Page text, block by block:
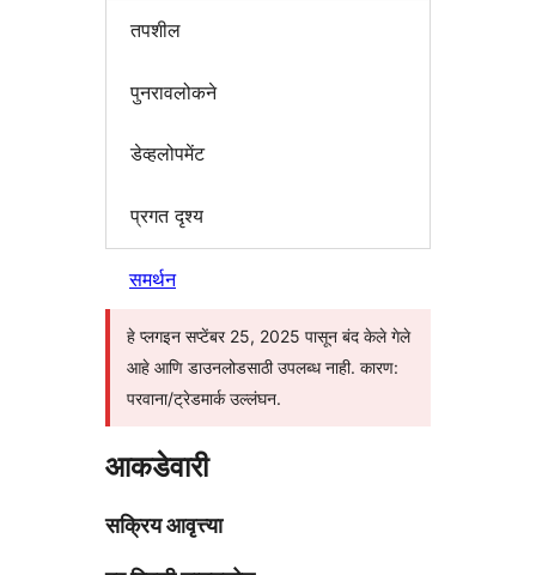
तपशील
पुनरावलोकने
डेव्हलोपमेंट
प्रगत दृश्य
समर्थन
हे प्लगइन सप्टेंबर 25, 2025 पासून बंद केले गेले
आहे आणि डाउनलोडसाठी उपलब्ध नाही. कारण:
परवाना/ट्रेडमार्क उल्लंघन.
आकडेवारी
सक्रिय आवृत्त्या